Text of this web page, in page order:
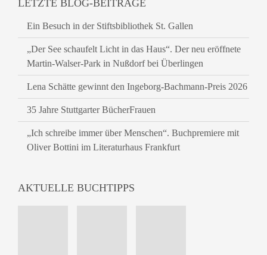
LETZTE BLOG-BEITRÄGE
Ein Besuch in der Stiftsbibliothek St. Gallen
„Der See schaufelt Licht in das Haus“. Der neu eröffnete
Martin-Walser-Park in Nußdorf bei Überlingen
Lena Schätte gewinnt den Ingeborg-Bachmann-Preis 2026
35 Jahre Stuttgarter BücherFrauen
„Ich schreibe immer über Menschen“. Buchpremiere mit
Oliver Bottini im Literaturhaus Frankfurt
AKTUELLE BUCHTIPPS